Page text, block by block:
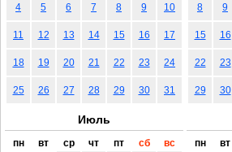
4 5 6 7 8 9 10
11 12 13 14 15 16 17
18 19 20 21 22 23 24
25 26 27 28 29 30 31
8 9
15 16
22 23
29 30
Июль
пн вт ср чт пт сб
вс
пн вт